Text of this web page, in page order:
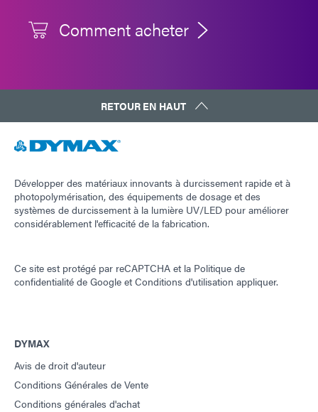
Comment acheter
RETOUR EN HAUT
Développer des matériaux innovants à durcissement rapide et à
photopolymérisation, des équipements de dosage et des
systèmes de durcissement à la lumière UV/LED pour améliorer
considérablement l'efficacité de la fabrication.
Ce site est protégé par reCAPTCHA et la Politique de
confidentialité de Google etConditions d'utilisation appliquer.
DYMAX
Avis de droit d'auteur
Conditions Générales de Vente
Conditions générales d'achat